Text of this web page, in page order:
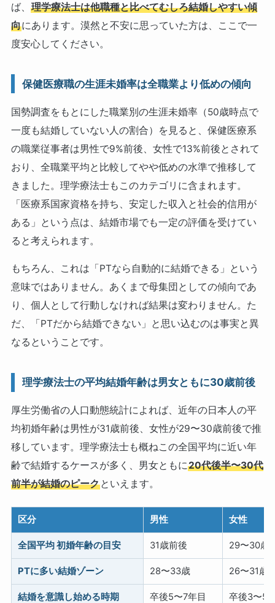
ば、 理学療法士は他職種と比べてむしろ結婚しやすい傾
向にあります。漠然と不安に思っていた方は、ここで一
度安心してください。
保健医療職の生涯未婚率は全職業より低めの傾向
国勢調査をもとにした職業別の生涯未婚率（50歳時点で
一度も結婚していない人の割合）を見ると、保健医療系
の職業従事者は男性で9%前後、女性で13%前後とされて
おり、全職業平均と比較してやや低めの水準で推移して
きました。理学療法士もこのカテゴリに含まれます。
「医療系国家資格を持ち、安定した収入と社会的信用が
ある」という点は、結婚市場でも一定の評価を受けてい
ると考えられます。
もちろん、これは「PTなら自動的に結婚できる」という
意味ではありません。あくまで母集団としての傾向であ
り、個人として行動しなければ結果は変わりません。た
だ、「PTだから結婚できない」と思い込むのは事実と異
なるということです。
理学療法士の平均結婚年齢は男女ともに30歳前後
厚生労働省の人口動態統計によれば、近年の日本人の平
均初婚年齢は男性が31歳前後、女性が29〜30歳前後で推
移しています。理学療法士も概ねこの全国平均に近い年
齢で結婚するケースが多く、男女ともに20代後半〜30代
前半が結婚のピークといえます。
区分 男性 女性
全国平均 初婚年齢の目安 31歳前後 29〜30歳
PTに多い結婚ゾーン 28〜33歳 26〜31歳
結婚を意識し始める時期 卒後5〜7年目 卒後3〜5